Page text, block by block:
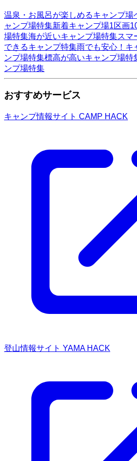
温泉・お風呂が楽しめるキャンプ場
ャンプ場特集新着キャンプ場1区画
場特集海が近いキャンプ場特集スマ
できるキャンプ特集雨でも安心！キ
ンプ場特集標高が高いキャンプ場特
ンプ場特集
おすすめサービス
キャンプ情報サイト CAMP HACK
登山情報サイト YAMA HACK